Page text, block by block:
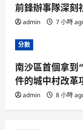
前鋒辦事隊深刻
admin 7 小時
分數
南沙區首個拿到
件的城中村改革
admin 8 小時